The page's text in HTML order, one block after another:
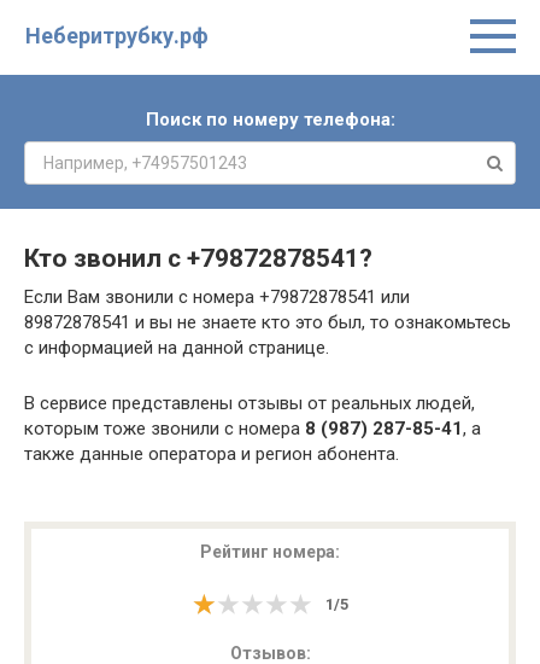
Неберитрубку.рф
Поиск по номеру телефона:
Кто звонил с +79872878541 ?
Если Вам звонили с номера +79872878541 или
89872878541 и вы не знаете кто это был, то ознакомьтесь
с информацией на данной странице.
В сервисе представлены отзывы от реальных людей,
которым тоже звонили с номера 8 (987) 287-85-41, а
также данные оператора и регион абонента.
Рейтинг номера:
★★★★★
★★★★★ 1/5
Отзывов: